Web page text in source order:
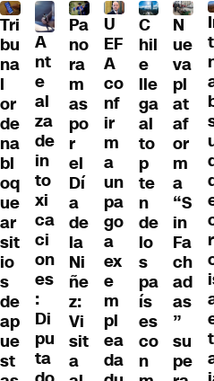
Tri
bu
na
l
or
de
na
bl
oq
ue
ar
sit
io
s
de
ap
ue
st
A
nt
e
al
za
de
in
to
xi
ca
ci
on
es
:
Di
pu
ta
Pa
no
ra
m
as
po
r
el
Dí
a
de
la
Ni
ñe
z:
Vi
sit
a
U
EF
A
co
nf
ir
m
a
un
pa
go
a
ex
e
m
pl
ea
da
C
hil
e
lle
ga
al
to
p
te
n
de
lo
s
pa
ís
es
co
n
N
ue
va
pl
at
af
or
m
a
“S
in
Fa
ch
ad
as
”
su
pe